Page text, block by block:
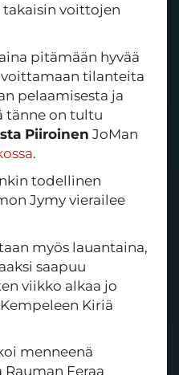
voittojen
pitämään hyvää
tilanteita
pelaamisesta ja
tänne on tultu
Piiroinen JoMan
.
todellinen
Jymy vierailee
myös lauantaina,
saapuu
viikko alkaa jo
Kiriä
menneenä
Feraa